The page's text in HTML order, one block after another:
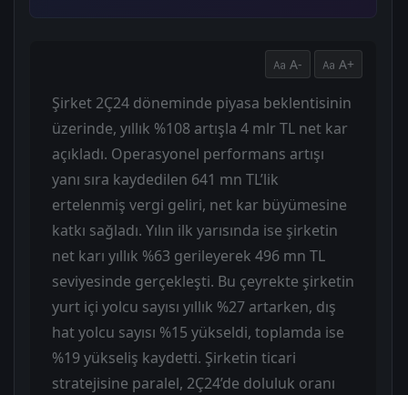
A- A+
Şirket 2Ç24 döneminde piyasa beklentisinin
üzerinde, yıllık %108 artışla 4 mlr TL net kar
açıkladı. Operasyonel performans artışı
yanı sıra kaydedilen 641 mn TL’lik
ertelenmiş vergi geliri, net kar büyümesine
katkı sağladı. Yılın ilk yarısında ise şirketin
net karı yıllık %63 gerileyerek 496 mn TL
seviyesinde gerçekleşti. Bu çeyrekte şirketin
yurt içi yolcu sayısı yıllık %27 artarken, dış
hat yolcu sayısı %15 yükseldi, toplamda ise
%19 yükseliş kaydetti. Şirketin ticari
stratejisine paralel, 2Ç24’de doluluk oranı